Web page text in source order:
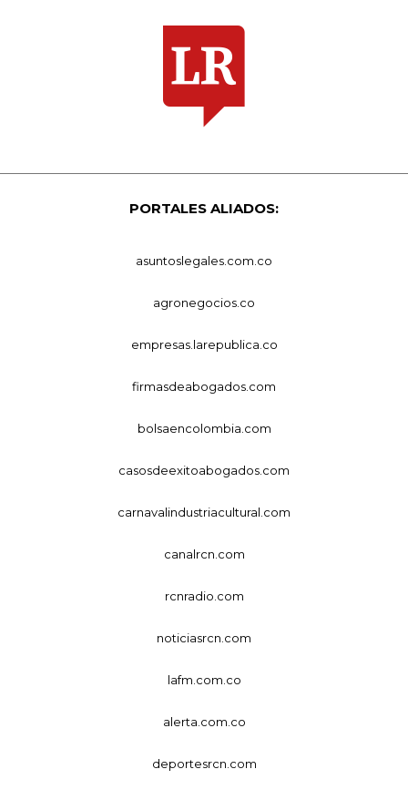
PORTALES ALIADOS:
asuntoslegales.com.co
agronegocios.co
empresas.larepublica.co
firmasdeabogados.com
bolsaencolombia.com
casosdeexitoabogados.com
carnavalindustriacultural.com
canalrcn.com
rcnradio.com
noticiasrcn.com
lafm.com.co
alerta.com.co
deportesrcn.com